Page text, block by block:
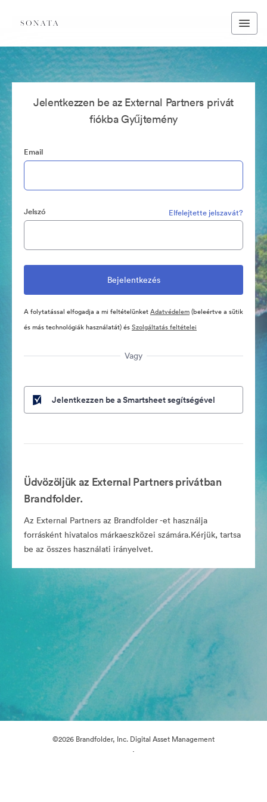
Jelentkezzen be az External Partners privát
fiókba Gyűjtemény
Email
Jelszó Elfelejtette jelszavát?
A folytatással elfogadja a mi feltételünketAdatvédelem(beleértve a sütik
és más technológiák használatát) ésSzolgáltatás feltételei
Vagy
Jelentkezzen be a Smartsheet segítségével
Üdvözöljük az External Partners privátban
Brandfolder.
Az External Partners az Brandfolder -et használja
forrásként hivatalos márkaeszközei számára.Kérjük, tartsa
be az összes használati irányelvet.
©2026 Brandfolder, Inc. Digital Asset Management
·